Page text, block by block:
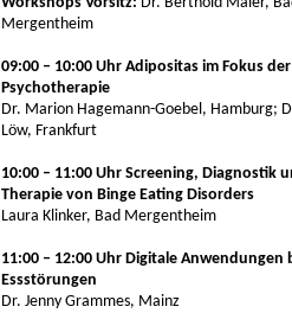
Mergentheim
09:00 – 10:00 Uhr Adipositas im Fokus der
Psychotherapie
Dr. Marion Hagemann-Goebel, Hamburg;
Löw, Frankfurt
10:00 – 11:00 Uhr Screening, Diagnostik
Therapie von Binge Eating Disorders
Laura Klinker, Bad Mergentheim
11:00 – 12:00 Uhr Digitale Anwendungen
Essstörungen
Dr. Jenny Grammes, Mainz